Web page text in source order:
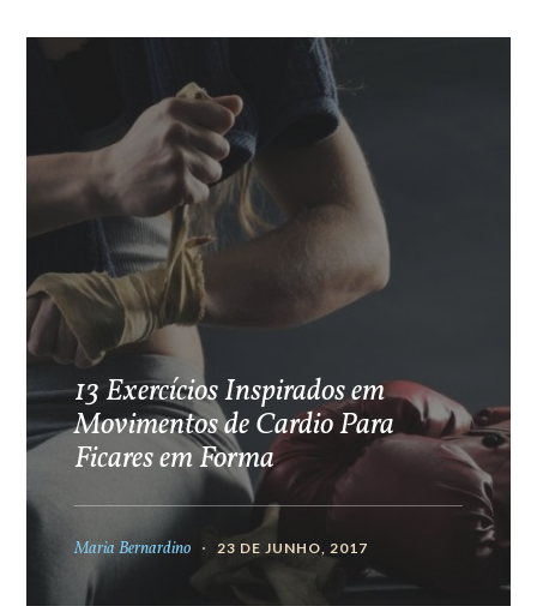
13 Exercícios Inspirados em
Movimentos de Cardio Para
Ficares em Forma
Maria Bernardino 23 DE JUNHO, 2017